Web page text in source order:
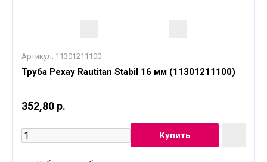
Артикул: 11301211100
Труба Рехау Rautitan Stabil 16 мм (11301211100)
352,80 р.